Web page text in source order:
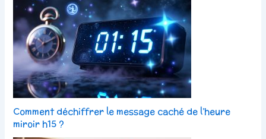
Comment déchiffrer le message caché de l’heure
miroir h15 ?